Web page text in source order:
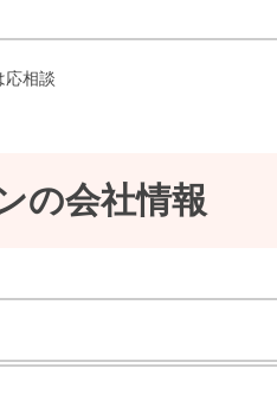
応相談
の会社情報